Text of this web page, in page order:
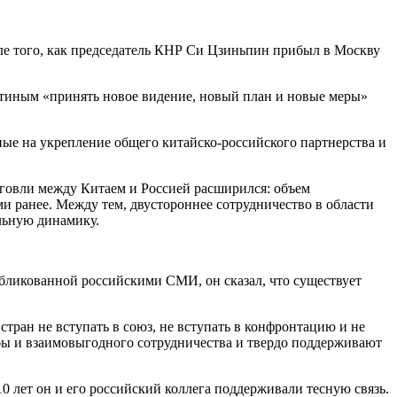
того, как председатель КНР Си Цзиньпин прибыл в Москву
«принять новое видение, новый план и новые меры»
на укрепление общего китайско-российского партнерства и
между Китаем и Россией расширился: объем
Между тем, двустороннее сотрудничество в области
динамику.
российскими СМИ, он сказал, что существует
не вступать в союз, не вступать в конфронтацию и не
и взаимовыгодного сотрудничества и твердо поддерживают
он и его российский коллега поддерживали тесную связь.